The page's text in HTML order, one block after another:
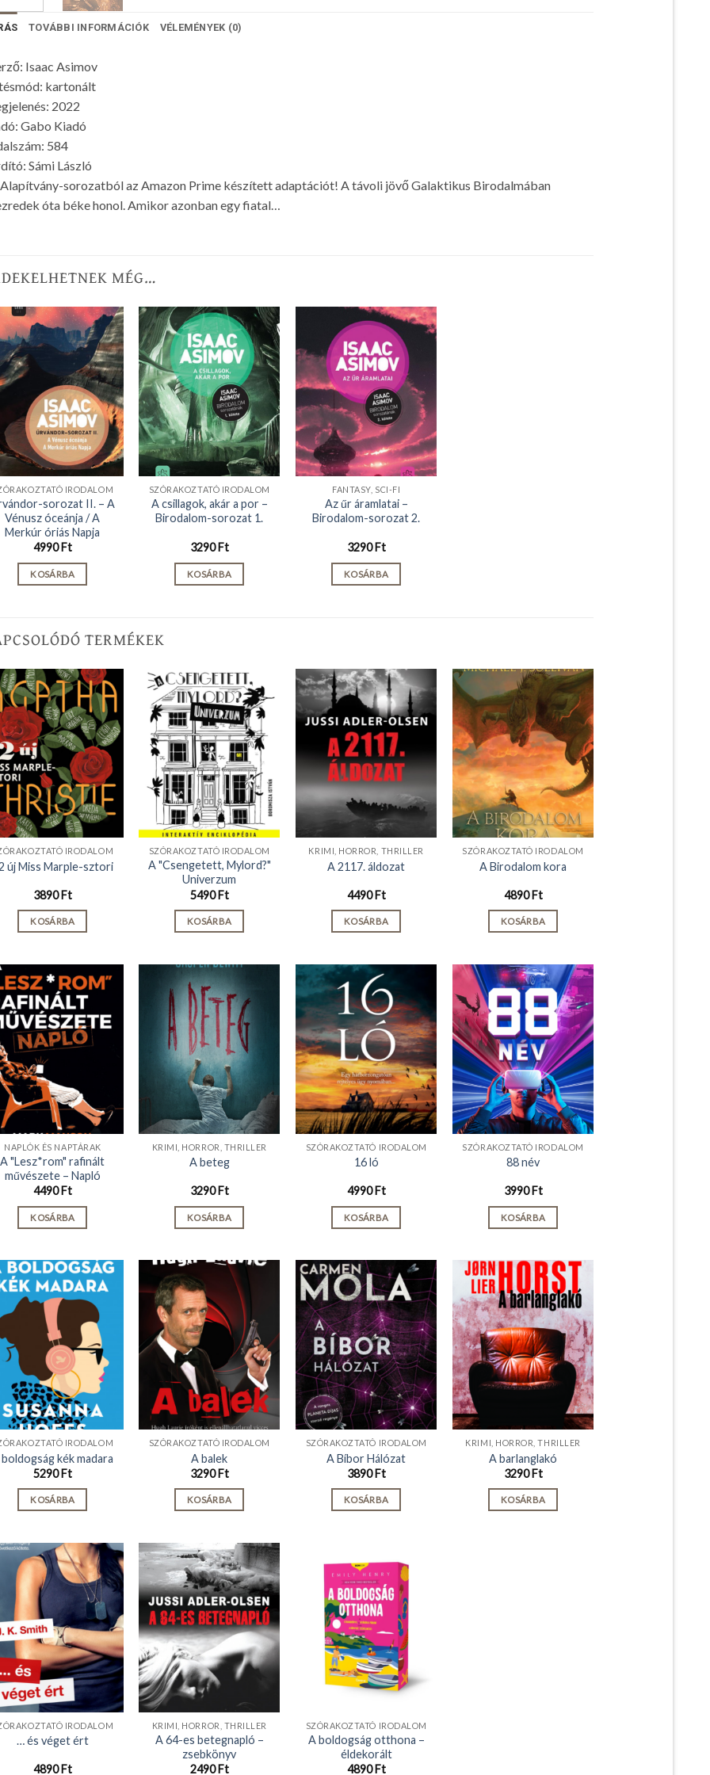
TOVÁBBI INFORMÁCIÓK VÉLEMÉNYEK (0)
Isaac Asimov
kartonált
2022
Gabo Kiadó
584
Sámi László
sorozatból az Amazon Prime készített adaptációt! A távoli jövő Galaktikus Birodalmában
óta béke honol. Amikor azonban egy fiatal…
MÉG…
IRODALOM
sorozat II. – A
Vénusz óceánja / A
Merkúr óriás Napja
4990Ft
KOSÁRBA
SZÓRAKOZTATÓ IRODALOM
A csillagok, akár a por –
Birodalom-sorozat 1.
3290Ft
KOSÁRBA
FANTASY, SCI-FI
Az űr áramlatai –
Birodalom-sorozat 2.
3290Ft
KOSÁRBA
TERMÉKEK
IRODALOM
új Miss Marple-sztori
3890Ft
KOSÁRBA
SZÓRAKOZTATÓ IRODALOM
A "Csengetett, Mylord?"
Univerzum
5490Ft
KOSÁRBA
KRIMI, HORROR, THRILLER
A 2117. áldozat
4490Ft
KOSÁRBA
SZÓRAKOZTATÓ IRODALOM
A Birodalom kora
4890Ft
KOSÁRBA
NAPLÓK ÉS NAPTÁRAK
A "Lesz*rom" rafinált
művészete – Napló
4490Ft
KOSÁRBA
KRIMI, HORROR, THRILLER
A beteg
3290Ft
KOSÁRBA
SZÓRAKOZTATÓ IRODALOM
16 ló
4990Ft
KOSÁRBA
SZÓRAKOZTATÓ IRODALOM
88 név
3990Ft
KOSÁRBA
IRODALOM
kék madara
5290Ft
KOSÁRBA
SZÓRAKOZTATÓ IRODALOM
A balek
3290Ft
KOSÁRBA
SZÓRAKOZTATÓ IRODALOM
A Bíbor Hálózat
3890Ft
KOSÁRBA
KRIMI, HORROR, THRILLER
A barlanglakó
3290Ft
KOSÁRBA
IRODALOM
… és véget ért
4890Ft
KRIMI, HORROR, THRILLER
A 64-es betegnapló –
zsebkönyv
2490Ft
SZÓRAKOZTATÓ IRODALOM
A boldogság otthona –
éldekorált
4890Ft